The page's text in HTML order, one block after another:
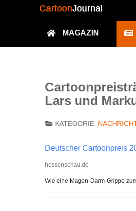
MAGAZIN
Lars und
KATEGORIE:
Deutscher Cartoonpreis
hessenschau.de
Wie eine Magen-Darm-Grippe